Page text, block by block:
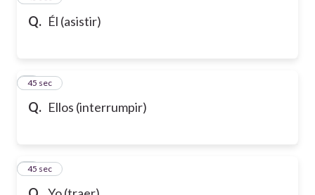
Q. Él (asistir)
Q. Ellos (interrumpir)
8
45 sec
9
45 sec